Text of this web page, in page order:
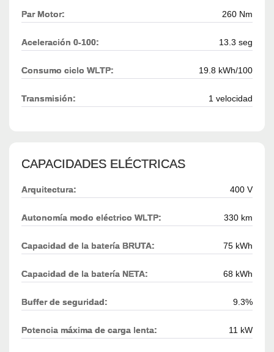
Par Motor: 260 Nm
Aceleración 0-100: 13.3 seg
Consumo ciclo WLTP: 19.8 kWh/100
Transmisión: 1 velocidad
CAPACIDADES ELÉCTRICAS
Arquitectura: 400 V
Autonomía modo eléctrico WLTP: 330 km
Capacidad de la batería BRUTA: 75 kWh
Capacidad de la batería NETA: 68 kWh
Buffer de seguridad: 9.3%
Potencia máxima de carga lenta: 11 kW